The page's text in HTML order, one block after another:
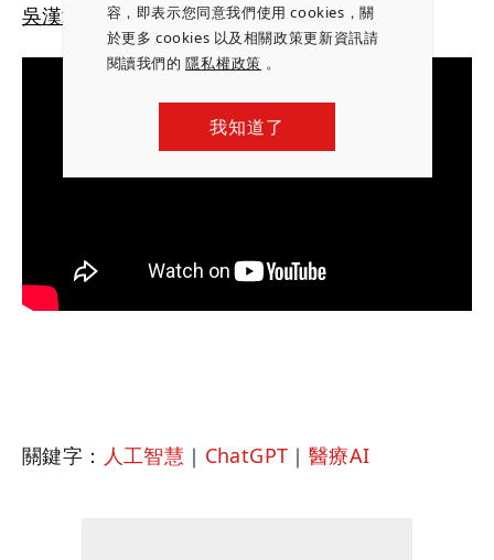
容，即表示您同意我們使用 cookies，關
於更多 cookies 以及相關政策更新資訊請
閱讀我們的隱私權政策 。
我知道了
吳漢章：開啟遠距醫療新篇章
關鍵字： 人工智慧 ｜ ChatGPT ｜ 醫療AI